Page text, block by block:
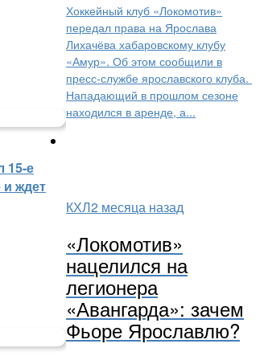
15-е
и ждет
Хоккейный клуб «Локомотив»
передал права на Ярослава
Лихачёва хабаровскому клубу
«Амур». Об этом сообщили в
пресс-службе ярославского клуба.
Нападающий в прошлом сезоне
находился в аренде, а...
КХЛ2 месяца назад
«Локомотив»
нацелился на
легионера
«Авангарда»: зачем
Фьоре Ярославлю?